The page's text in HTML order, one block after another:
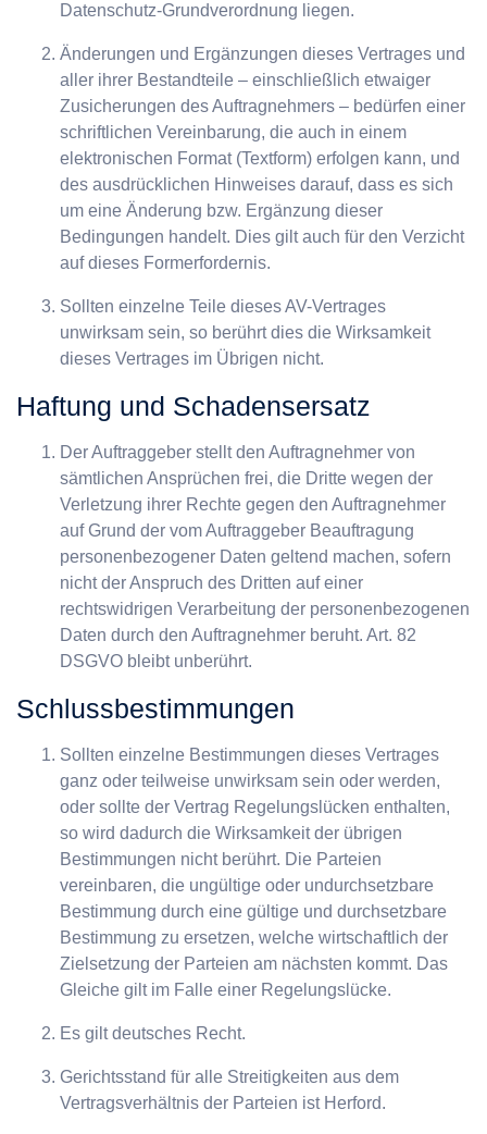
Datenschutz-Grundverordnung liegen.
Änderungen und Ergänzungen dieses Vertrages und
aller ihrer Bestandteile – einschließlich etwaiger
Zusicherungen des Auftragnehmers – bedürfen einer
schriftlichen Vereinbarung, die auch in einem
elektronischen Format (Textform) erfolgen kann, und
des ausdrücklichen Hinweises darauf, dass es sich
um eine Änderung bzw. Ergänzung dieser
Bedingungen handelt. Dies gilt auch für den Verzicht
auf dieses Formerfordernis.
Sollten einzelne Teile dieses AV-Vertrages
unwirksam sein, so berührt dies die Wirksamkeit
dieses Vertrages im Übrigen nicht.
Haftung und Schadensersatz
Der Auftraggeber stellt den Auftragnehmer von
sämtlichen Ansprüchen frei, die Dritte wegen der
Verletzung ihrer Rechte gegen den Auftragnehmer
auf Grund der vom Auftraggeber Beauftragung
personenbezogener Daten geltend machen, sofern
nicht der Anspruch des Dritten auf einer
rechtswidrigen Verarbeitung der personenbezogenen
Daten durch den Auftragnehmer beruht. Art. 82
DSGVO bleibt unberührt.
Schlussbestimmungen
Sollten einzelne Bestimmungen dieses Vertrages
ganz oder teilweise unwirksam sein oder werden,
oder sollte der Vertrag Regelungslücken enthalten,
so wird dadurch die Wirksamkeit der übrigen
Bestimmungen nicht berührt. Die Parteien
vereinbaren, die ungültige oder undurchsetzbare
Bestimmung durch eine gültige und durchsetzbare
Bestimmung zu ersetzen, welche wirtschaftlich der
Zielsetzung der Parteien am nächsten kommt. Das
Gleiche gilt im Falle einer Regelungslücke.
Es gilt deutsches Recht.
Gerichtsstand für alle Streitigkeiten aus dem
Vertragsverhältnis der Parteien ist Herford.